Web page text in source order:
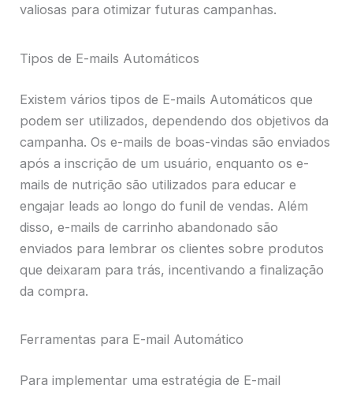
valiosas para otimizar futuras campanhas.
Tipos de E-mails Automáticos
Existem vários tipos de E-mails Automáticos que
podem ser utilizados, dependendo dos objetivos da
campanha. Os e-mails de boas-vindas são enviados
após a inscrição de um usuário, enquanto os e-
mails de nutrição são utilizados para educar e
engajar leads ao longo do funil de vendas. Além
disso, e-mails de carrinho abandonado são
enviados para lembrar os clientes sobre produtos
que deixaram para trás, incentivando a finalização
da compra.
Ferramentas para E-mail Automático
Para implementar uma estratégia de E-mail